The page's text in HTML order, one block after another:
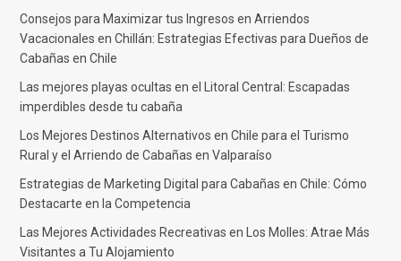
Consejos para Maximizar tus Ingresos en Arriendos
Vacacionales en Chillán: Estrategias Efectivas para Dueños de
Cabañas en Chile
Las mejores playas ocultas en el Litoral Central: Escapadas
imperdibles desde tu cabaña
Los Mejores Destinos Alternativos en Chile para el Turismo
Rural y el Arriendo de Cabañas en Valparaíso
Estrategias de Marketing Digital para Cabañas en Chile: Cómo
Destacarte en la Competencia
Las Mejores Actividades Recreativas en Los Molles: Atrae Más
Visitantes a Tu Alojamiento